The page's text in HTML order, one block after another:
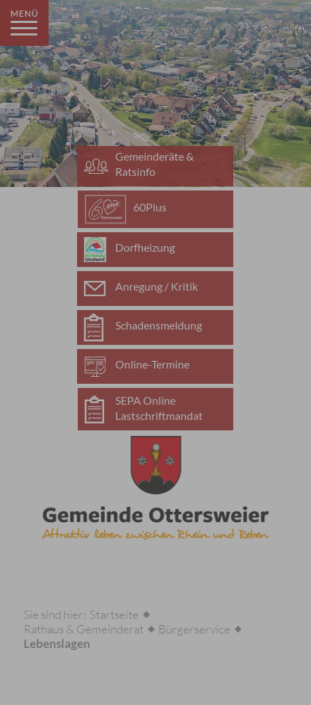
Gemeinderäte &
Ratsinfo
60Plus
Dorfheizung
Anregung / Kritik
Schadensmeldung
Online-Termine
SEPA Online
Lastschriftmandat
Sie sind hier: Startseite
Rathaus & Gemeinderat
Bürgerservice
Lebenslagen